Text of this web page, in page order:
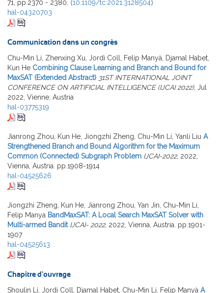
71, pp.2370 - 2380. ⟨10.1109/tc.2021.3128504⟩
hal-04320703
Communication dans un congrès
Chu-Min Li, Zhenxing Xu, Jordi Coll, Felip Manyà, Djamal Habet,
Kun He Combining Clause Learning and Branch and Bound for
MaxSAT (Extended Abstract) 31ST INTERNATIONAL JOINT
CONFERENCE ON ARTIFICIAL INTELLIGENCE (IJCAI 2022), Jul
2022, Vienne, Austria
hal-03775319
Jianrong Zhou, Kun He, Jiongzhi Zheng, Chu-Min Li, Yanli Liu A
Strengthened Branch and Bound Algorithm for the Maximum
Common (Connected) Subgraph Problem IJCAI-2022, 2022,
Vienna, Austria. pp.1908-1914
hal-04525626
Jiongzhi Zheng, Kun He, Jianrong Zhou, Yan Jin, Chu-Min Li,
Felip Manya BandMaxSAT: A Local Search MaxSAT Solver with
Multi-armed Bandit IJCAI- 2022, 2022, Vienna, Austria. pp.1901-
1907
hal-04525613
Chapitre d'ouvrage
Shoulin Li, Jordi Coll, Djamal Habet, Chu-Min Li, Felip Manyà A